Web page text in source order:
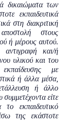
δικαιώματα των
εκπαιδευτικά
στη διακριτική
στους
ή μέρους αυτού.
και/ή
υλικού και του
με
ή άλλα μέσα,
ή άλλο
είτε
εκπαιδευτικό
της εκάστοτε